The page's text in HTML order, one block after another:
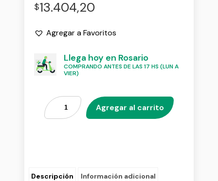
$13.404,20
Agregar a Favoritos
Llega hoy en Rosario
COMPRANDO ANTES DE LAS 17 HS (LUN A
VIER)
Agregar al carrito
Descripción Información adicional